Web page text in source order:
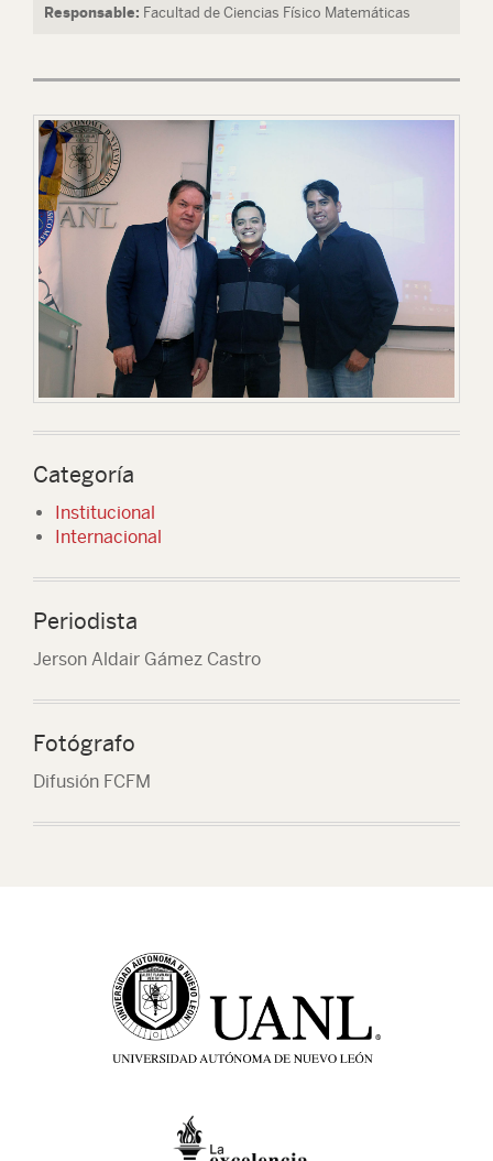
Responsable: Facultad de Ciencias Físico Matemáticas
Categoría
Institucional
Internacional
Periodista
Jerson Aldair Gámez Castro
Fotógrafo
Difusión FCFM